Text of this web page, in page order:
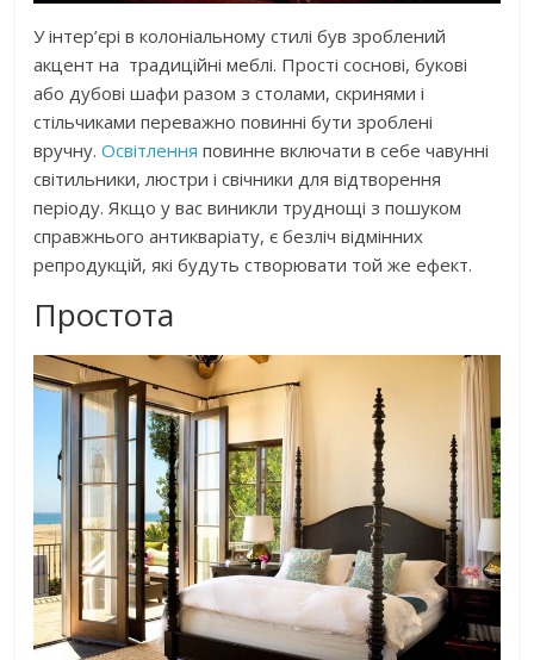
У інтер’єрі в колоніальному стилі був зроблений
акцент на традиційні меблі. Прості соснові, букові
або дубові шафи разом з столами, скринями і
стільчиками переважно повинні бути зроблені
вручну.Освітлення повинне включати в себе чавунні
світильники, люстри і свічники для відтворення
періоду. Якщо у вас виникли труднощі з пошуком
справжнього антикваріату, є безліч відмінних
репродукцій, які будуть створювати той же ефект.
Простота